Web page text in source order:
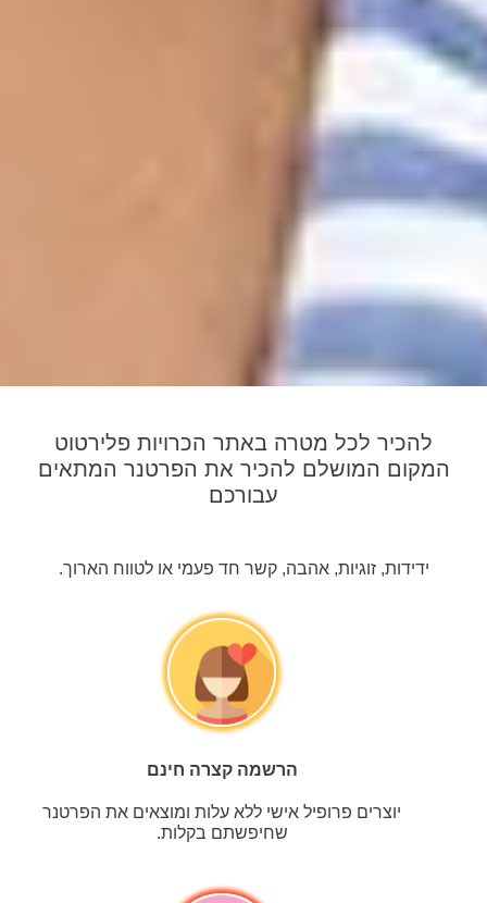
להכיר לכל מטרה באתר הכרויות פלירטוט
המקום המושלם להכיר את הפרטנר המתאים
עבורכם
ידידות, זוגיות, אהבה, קשר חד פעמי או לטווח הארוך.
הרשמה קצרה חינם
יוצרים פרופיל אישי ללא עלות ומוצאים את הפרטנר
שחיפשתם בקלות.